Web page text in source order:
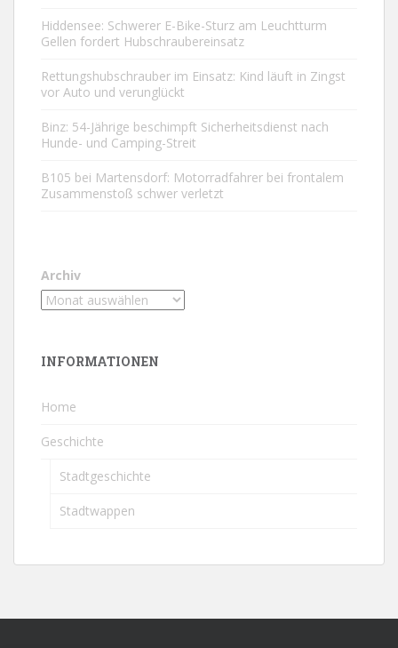
Hiddensee: Schwerer E-Bike-Sturz am Leuchtturm
Gellen fordert Hubschraubereinsatz
Rettungshubschrauber im Einsatz: Kind läuft in Zingst
vor Auto und verunglückt
Binz: 54-Jährige beschimpft Sicherheitsdienst nach
Hunde- und Camping-Streit
B105 bei Martensdorf: Motorradfahrer bei frontalem
Zusammenstoß schwer verletzt
Archiv
INFORMATIONEN
Home
Geschichte
Stadtgeschichte
Stadtwappen